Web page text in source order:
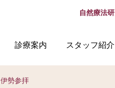
自然療法
診療案内 スタッフ紹介
伊勢参拝